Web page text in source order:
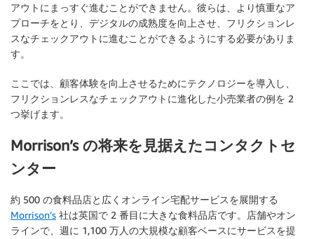
アウトにまっすぐ進むことができません。彼らは、より慎重なア
プローチをとり、デジタルの成熟度を向上させ、フリクションレ
スなチェックアウトに進むことができるようにする必要がありま
す。
ここでは、顧客体験を向上させるためにテクノロジーを導入し、
フリクションレスなチェックアウトに進化した小売業者の例を 2
つ挙げます。
Morrison’s の将来を見据えたコンタクトセ
ンター
約 500 の食料品店と広くオンライン宅配サービスを展開する
Morrison’s 社は英国で 2 番目に大きな食料品店です。店舗やオン
ラインで、週に 1,100 万人の大規模な顧客ベースにサービスを提